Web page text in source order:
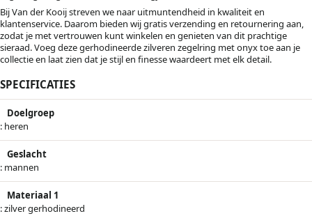
Bij Van der Kooij streven we naar uitmuntendheid in kwaliteit en
klantenservice. Daarom bieden wij gratis verzending en retournering aan,
zodat je met vertrouwen kunt winkelen en genieten van dit prachtige
sieraad. Voeg deze gerhodineerde zilveren zegelring met onyx toe aan je
collectie en laat zien dat je stijl en finesse waardeert met elk detail.
SPECIFICATIES
Doelgroep
: heren
Geslacht
: mannen
Materiaal 1
: zilver gerhodineerd